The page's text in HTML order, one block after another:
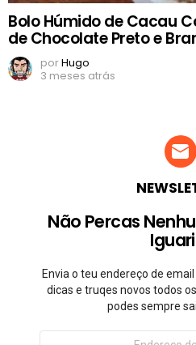
Bolo Húmido de Cacau
de Chocolate Preto e
porHugo
3 meses atrás
Não Percas
Envia o teu endereço de
dicas e truqes novos todos
podes sempre
Endereço